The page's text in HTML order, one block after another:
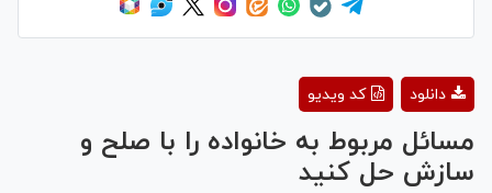
Video
کد ویدیو دانلود
مسائل مربوط به خانواده را با صلح و
سازش حل کنید